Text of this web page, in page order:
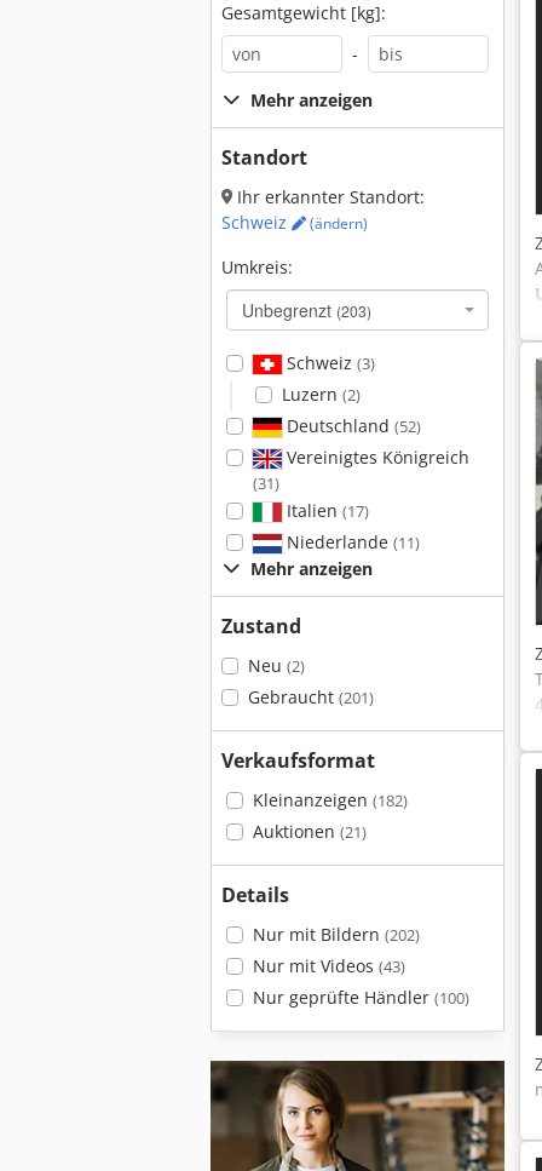
Gesamtgewicht [kg]:
-
Mehr anzeigen
Standort
Ihr erkannter Standort:
Schweiz
(ändern)
Umkreis:
Unbegrenzt (203)
Schweiz (3)
Luzern (2)
Deutschland (52)
Vereinigtes Königreich
(31)
Italien (17)
Niederlande (11)
Mehr anzeigen
Zustand
Neu (2)
Gebraucht (201)
Verkaufsformat
Kleinanzeigen (182)
Auktionen (21)
Details
Nur mit Bildern (202)
Nur mit Videos (43)
Nur geprüfte Händler (100)